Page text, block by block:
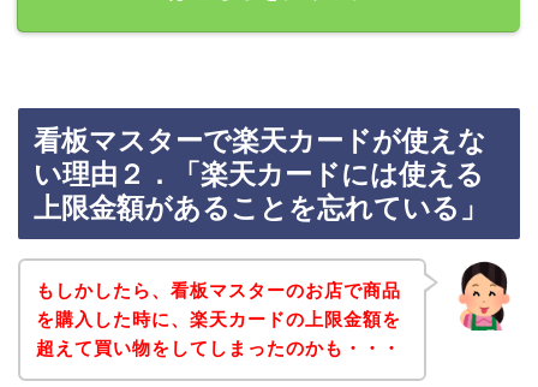
看板マスターで楽天カードが使えな
い理由２．「楽天カードには使える
上限金額があることを忘れている」
もしかしたら、看板マスターのお店で商品
を購入した時に、楽天カードの上限金額を
超えて買い物をしてしまったのかも・・・